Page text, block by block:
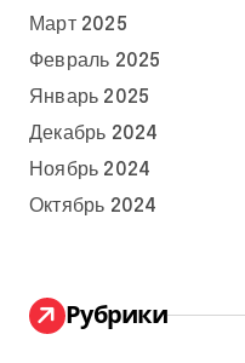
Март 2025
Февраль 2025
Январь 2025
Декабрь 2024
Ноябрь 2024
Октябрь 2024
Рубрики